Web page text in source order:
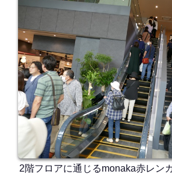
2階フロアに通じるmonaka赤レン